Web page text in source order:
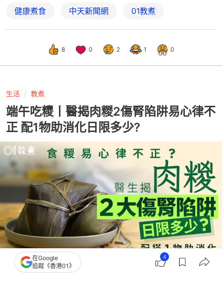
健康煮食 中天新聞網 01教煮
8 0 2 1 0
生活 教煮
端午吃糭丨醫揭肉糉2傷腎陷阱易心律不
正 配1物助消化日限多少?
撰文：中天新聞網
在Google
追蹤《香港01》
4